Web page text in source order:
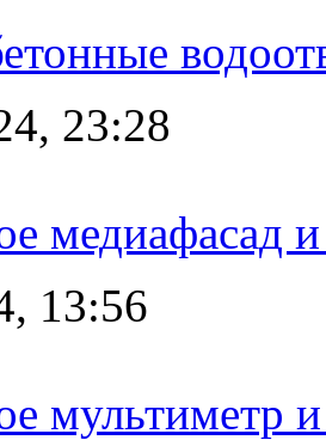
23:28
медиафасад
13:56
мультиметр